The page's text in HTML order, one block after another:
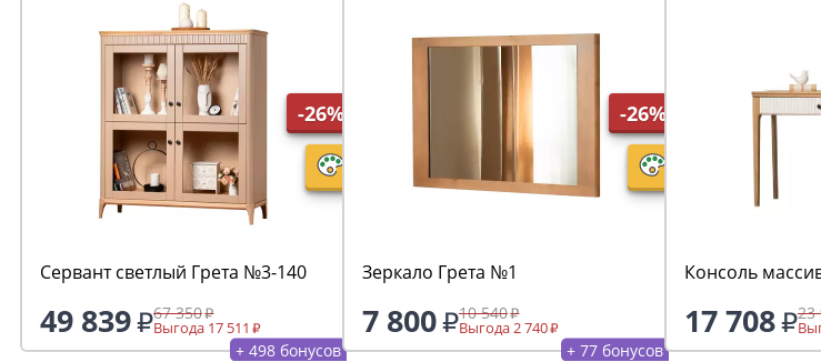
-26%
Сервант светлый Грета №3-140
49 839 67 350
Выгода 17 511
+ 498 бонусов
-26%
Зеркало Грета №1
7 800 10 540
Выгода 2 740
+ 77 бонусов
Консоль
17 708 23